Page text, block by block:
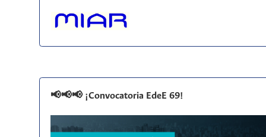
📢📢📢 ¡Convocatoria EdeE 69!